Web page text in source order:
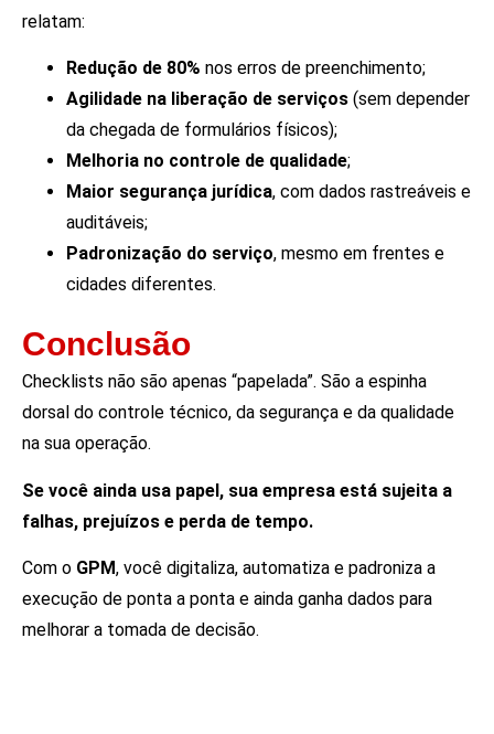
relatam:
Redução de 80% nos erros de preenchimento;
Agilidade na liberação de serviços (sem depender
da chegada de formulários físicos);
Melhoria no controle de qualidade;
Maior segurança jurídica, com dados rastreáveis e
auditáveis;
Padronização do serviço, mesmo em frentes e
cidades diferentes.
Conclusão
Checklists não são apenas “papelada”. São a espinha
dorsal do controle técnico, da segurança e da qualidade
na sua operação.
Se você ainda usa papel, sua empresa está sujeita a
falhas, prejuízos e perda de tempo.
Com o GPM, você digitaliza, automatiza e padroniza a
execução de ponta a ponta e ainda ganha dados para
melhorar a tomada de decisão.